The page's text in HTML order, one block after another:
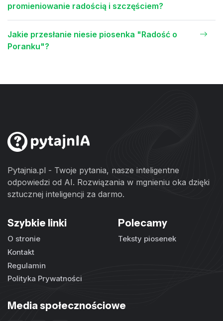
promieniowanie radością i szczęściem?
Jakie przesłanie niesie piosenka "Radość o
Poranku"?
Pytajnia.pl - Twoje pytania, nasze inteligentne
odpowiedzi od AI. Rozwiązania w mgnieniu oka dzięki
sztucznej inteligencji za darmo.
Szybkie linki
O stronie
Kontakt
Regulamin
Polityka Prywatności
Polecamy
Teksty piosenek
Media społecznościowe